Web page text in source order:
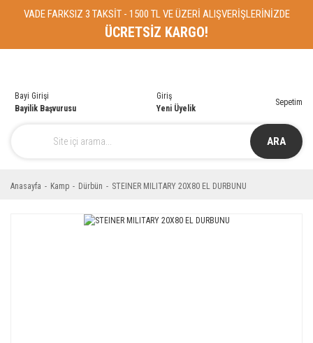
VADE FARKSIZ 3 TAKSİT - 1500 TL VE ÜZERİ ALIŞVERİŞLERİNİZDE
ÜCRETSİZ KARGO!
ARA
Bayi Girişi
Bayilik Başvurusu
Giriş
Yeni Üyelik
Sepetim
Anasayfa Kamp Dürbün STEINER MILITARY 20X80 EL DURBUNU